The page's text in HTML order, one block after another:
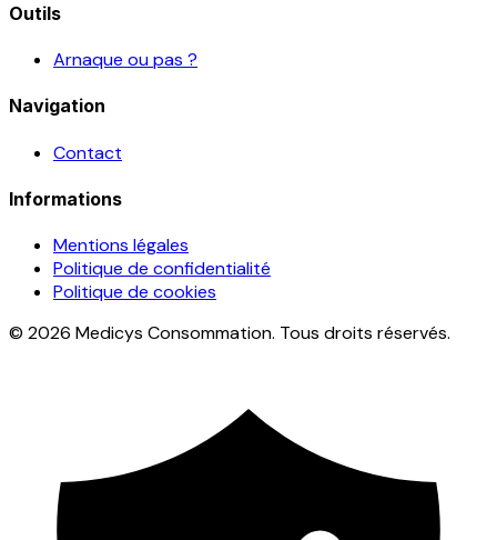
Outils
Arnaque ou pas ?
Navigation
Contact
Informations
Mentions légales
Politique de confidentialité
Politique de cookies
© 2026 Medicys Consommation. Tous droits réservés.